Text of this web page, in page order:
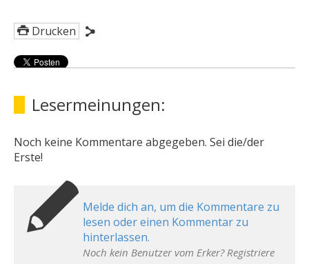
Drucken
Lesermeinungen:
Noch keine Kommentare abgegeben. Sei die/der
Erste!
Melde dich an, um die Kommentare zu
lesen oder einen Kommentar zu
hinterlassen.
Noch kein Benutzer vom Erker? Registriere